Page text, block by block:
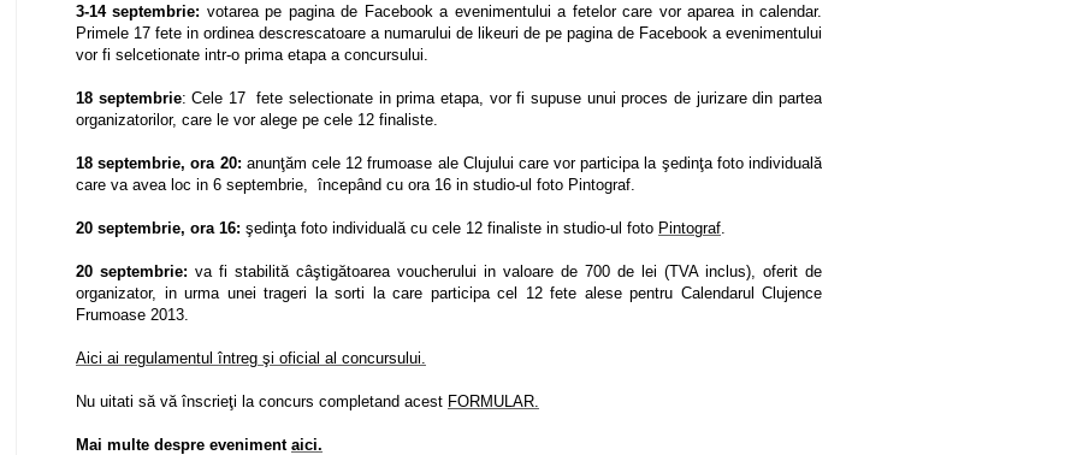
3-14 septembrie: votarea pe pagina de Facebook a evenimentului a fetelor care vor aparea in calendar.
Primele 17 fete in ordinea descrescatoare a numarului de likeuri de pe pagina de Facebook a evenimentului
vor fi selcetionate intr-o prima etapa a concursului.
18 septembrie: Cele 17 fete selectionate in prima etapa, vor fi supuse unui proces de jurizare din partea
organizatorilor, care le vor alege pe cele 12 finaliste.
18 septembrie, ora 20: anunţăm cele 12 frumoase ale Clujului care vor participa la şedinţa foto individuală
care va avea loc in 6 septembrie, începând cu ora 16 in studio-ul foto Pintograf.
20 septembrie, ora 16: şedinţa foto individuală cu cele 12 finaliste in studio-ul foto Pintograf.
20 septembrie: va fi stabilită câştigătoarea voucherului in valoare de 700 de lei (TVA inclus), oferit de
organizator, in urma unei trageri la sorti la care participa cel 12 fete alese pentru Calendarul Clujence
Frumoase 2013.
Aici ai regulamentul întreg şi oficial al concursului.
Nu uitati să vă înscrieţi la concurs completand acest FORMULAR.
Mai multe despre eveniment aici.